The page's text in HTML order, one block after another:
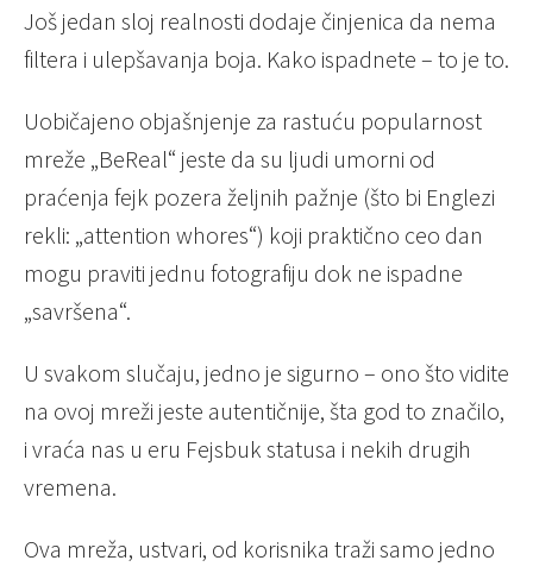
Još jedan sloj realnosti dodaje činjenica da nema
filtera i ulepšavanja boja. Kako ispadnete – to je to.
Uobičajeno objašnjenje za rastuću popularnost
mreže „BeReal“ jeste da su ljudi umorni od
praćenja fejk pozera željnih pažnje (što bi Englezi
rekli: „attention whores“) koji praktično ceo dan
mogu praviti jednu fotografiju dok ne ispadne
„savršena“.
U svakom slučaju, jedno je sigurno – ono što vidite
na ovoj mreži jeste autentičnije, šta god to značilo,
i vraća nas u eru Fejsbuk statusa i nekih drugih
vremena.
Ova mreža, ustvari, od korisnika traži samo jedno